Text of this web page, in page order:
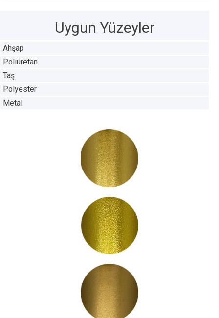
Uygun Yüzeyler
Ahşap
Poliüretan
Taş
Polyester
Metal
LC3000
LC3001
LC3002